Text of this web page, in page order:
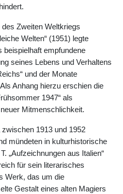
Zweiten Weltkriegs
Welten“ (1951) legte
beispielhaft empfundene
seines Lebens und Verhaltens
und der Monate
Anhang hierzu erschien die
1947“ als
Mitmenschlichkeit.
1913 und 1952
mündeten in kulturhistorische
„Aufzeichnungen aus Italien“
für sein literarisches
Werk, das um die
Gestalt eines alten Magiers